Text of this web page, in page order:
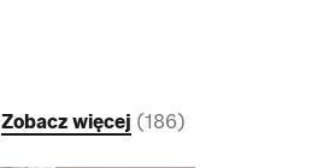
Zobacz więcej (186)